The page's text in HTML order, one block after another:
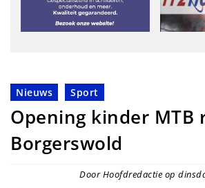
Nieuws Sport
Opening kinder MTB
Borgerswold
Door Hoofdredactie op